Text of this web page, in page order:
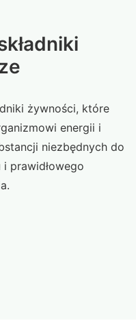
żywności, które
energii i
niezbędnych do
prawidłowego